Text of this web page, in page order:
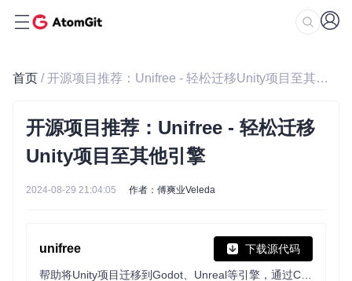
首页 / 开源项目推荐：Unifree - 轻松迁移Unity项目至其他引擎
开源项目推荐：Unifree - 轻松迁移
Unity项目至其他引擎
2024-08-29 21:04:05 作者：傅爽业Veleda
unifree 下载源代码